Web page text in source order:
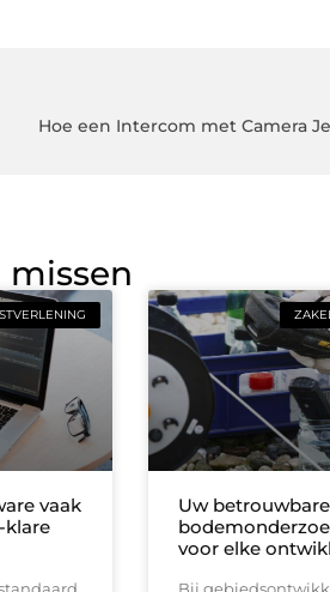
Hoe een Intercom met Camera
vaak
klare
Uw
voor elke